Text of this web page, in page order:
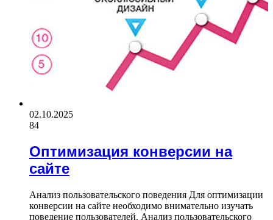
02.10.2025
84
Оптимизация конверсии на
сайте
Анализ пользовательского поведения Для оптимизации
конверсии на сайте необходимо внимательно изучать
поведение пользователей. Анализ пользовательского